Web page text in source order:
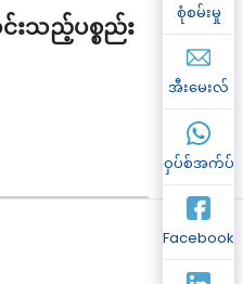
င်းသည့်ပစ္စည်း
စက်မှု
ဧရိ
စုံစမ်းမှု
အီးမေးလ်
ဝှပ်စ်အက်ပ်
Facebook